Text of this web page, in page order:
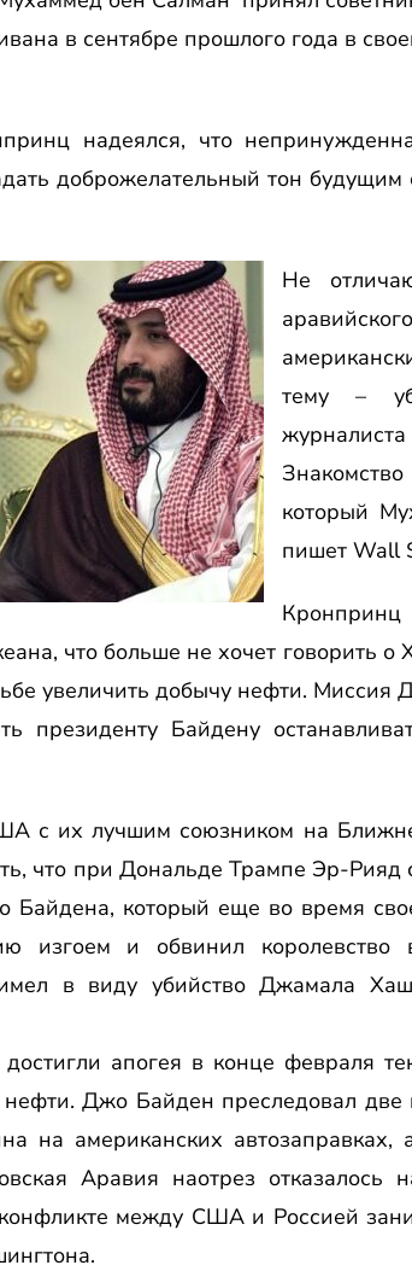
в сентябре прошлого года в
надеялся, что
доброжелательный тон
Не
тему –
который
пишет Wall
что больше не хочет говорить
увеличить добычу нефти. Миссия
президенту Байдену
с их лучшим союзником на
что при Дональде Трампе Эр-
который еще во время
изгоем и обвинил
в виду убийство Джамала
достигли апогея в конце февраля
Джо Байден преследовал две
на американских автозаправках,
Аравия наотрез
между США и Россией